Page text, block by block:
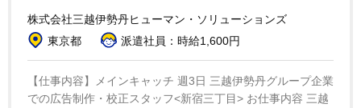
株式会社三越伊勢丹ヒューマン・ソリューションズ
東京都
派遣社員：時給1,600円
【仕事内容】メインキャッチ 週3日 三越伊勢丹グループ企業
での広告制作・校正スタッフ<新宿三丁目> お仕事内容 三越